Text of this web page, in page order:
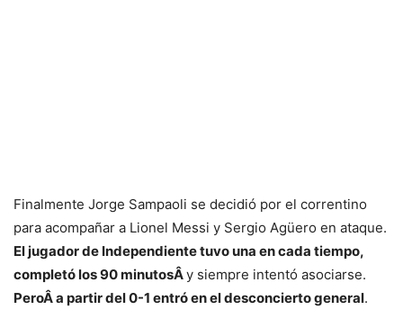
Finalmente Jorge Sampaoli se decidió por el correntino
para acompañar a Lionel Messi y Sergio Agüero en ataque.
El jugador de Independiente tuvo una en cada tiempo,
completó los 90 minutosÂy siempre intentó asociarse.
PeroÂ a partir del 0-1 entró en el desconcierto general.